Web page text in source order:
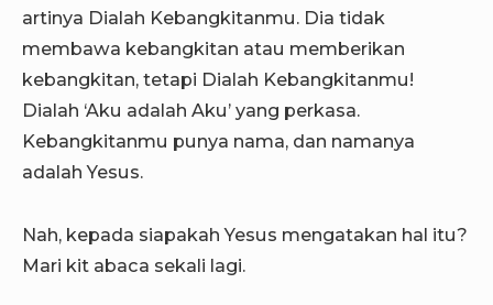
artinya Dialah Kebangkitanmu. Dia tidak
membawa kebangkitan atau memberikan
kebangkitan, tetapi Dialah Kebangkitanmu!
Dialah ‘Aku adalah Aku’ yang perkasa.
Kebangkitanmu punya nama, dan namanya
adalah Yesus.
Nah, kepada siapakah Yesus mengatakan hal itu?
Mari kit abaca sekali lagi.